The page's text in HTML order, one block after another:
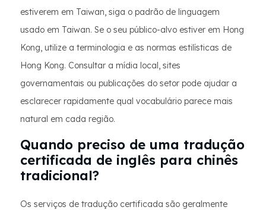
estiverem em Taiwan, siga o padrão de linguagem
usado em Taiwan. Se o seu público-alvo estiver em Hong
Kong, utilize a terminologia e as normas estilísticas de
Hong Kong. Consultar a mídia local, sites
governamentais ou publicações do setor pode ajudar a
esclarecer rapidamente qual vocabulário parece mais
natural em cada região.
Quando preciso de uma tradução
certificada de inglês para chinês
tradicional?
Os serviços de tradução certificada são geralmente